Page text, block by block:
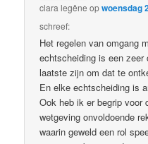
clara legêne opwoensdag
schreef:
Het regelen van omgang
echtscheiding is een
laatste zijn om dat te
En elke echtscheiding is
Ook heb ik er begrip voor
wetgeving onvoldoende
waarin geweld een rol